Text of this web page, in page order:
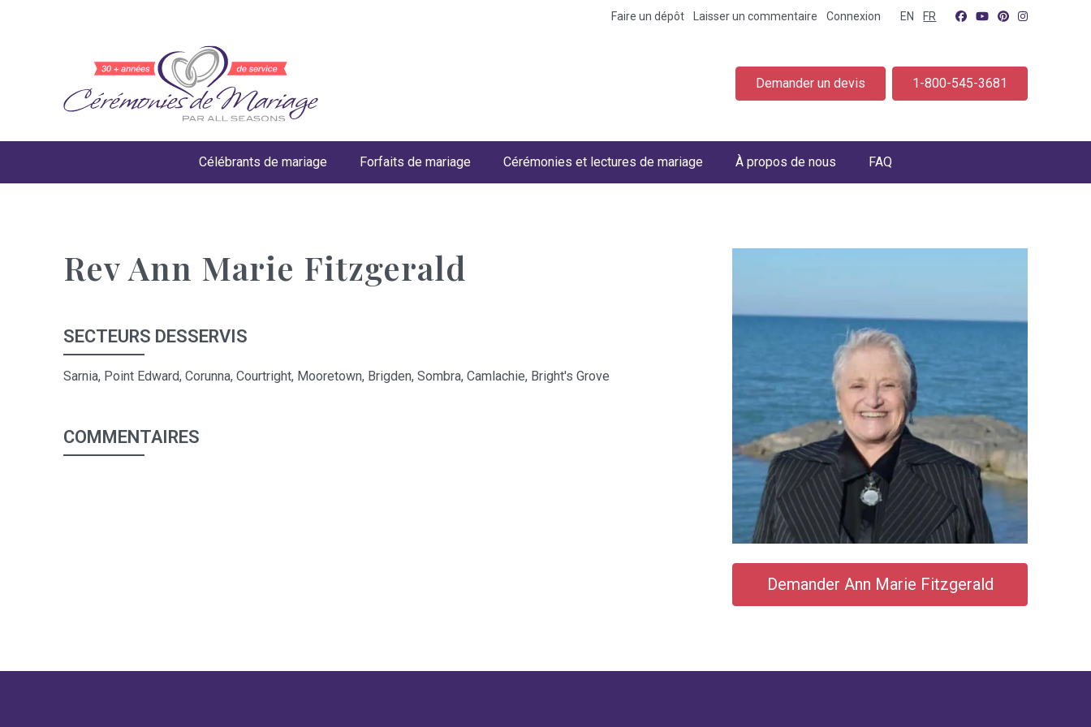
Faire un dépôt Laisser un commentaire Connexion EN FR
Demander un devis 1-800-545-3681
Célébrants de mariage Forfaits de mariage Cérémonies et lectures de mariage À propos de nous FAQ
Rev Ann Marie Fitzgerald
SECTEURS DESSERVIS
Sarnia, Point Edward, Corunna, Courtright, Mooretown, Brigden, Sombra, Camlachie, Bright's Grove
COMMENTAIRES
Demander Ann Marie Fitzgerald